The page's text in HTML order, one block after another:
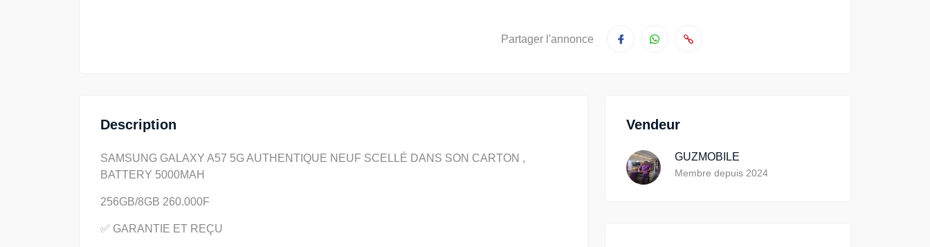
Partager l'annonce
Description
SAMSUNG GALAXY A57 5G AUTHENTIQUE NEUF SCELLÉ DANS SON CARTON ,
BATTERY 5000MAH
256GB/8GB 260.000F
✅ GARANTIE ET REÇU
Vendeur
GUZMOBILE
Membre depuis 2024